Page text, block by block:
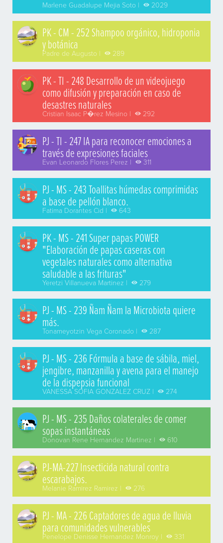
Marlene Guadalupe Mejia Soto | 2029
PK - CM - 252 Shampoo orgánico, hidroponia
y botánica
Padre de Augusto | 289
PK - TI - 248 Desarrollo de un videojuego
como difusión y preparación en caso de
desastres naturales
Cristian Isaac P�rez Mesino | 292
PJ - TI - 247 IA para reconocer emociones a
través de expresiones faciales
Evan Leonardo Flores Perez | 311
PJ - MS - 243 Toallitas húmedas comprimidas
a base de pellón blanco.
Fatima Dorantes Cid | 643
PK - MS - 241 Super papas POWER
"Elaboración de papas caseras con
vegetales naturales como alternativa
saludable a las frituras"
Yeretzi Villanueva Martinez | 279
PJ - MS - 239 Ñam Ñam la Microbiota quiere
más.
Tonameyotzin Vega Coronado | 287
PJ - MS - 236 Fórmula a base de sábila, miel,
jengibre, manzanilla y avena para el manejo
de la dispepsia funcional
VANESSA SOFIA GONZALEZ CRUZ | 274
PJ - MS - 235 Daños colaterales de comer
sopas instantáneas
Donovan Rene Hernandez Martinez | 610
PJ-MA-227 Insecticida natural contra
escarabajos.
Melanie Ramirez Ramirez | 276
PJ - MA - 226 Captadores de agua de lluvia
para comunidades vulnerables
Penelope Denisse Hernandez Monroy | 331